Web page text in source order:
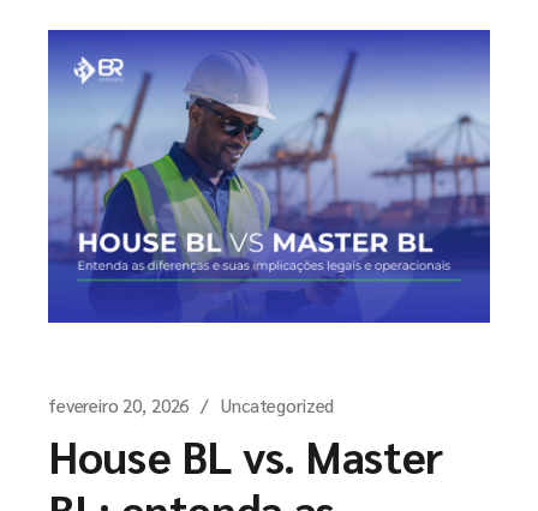
fevereiro 20, 2026 Uncategorized
House BL vs. Master